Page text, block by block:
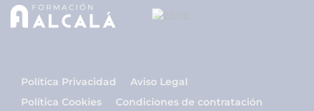
Política Privacidad
Aviso Legal
Política Cookies
Condiciones de contratación